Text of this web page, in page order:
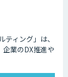
ィング」は、
業のDX推進や